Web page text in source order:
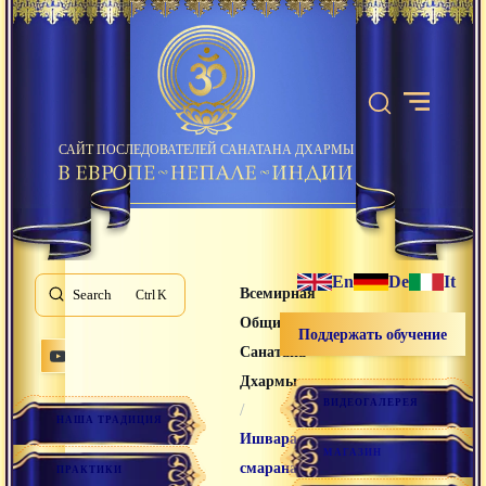
САЙТ ПОСЛЕДОВАТЕЛЕЙ САНАТАНА ДХАРМЫ
Search K
НАША ТРАДИЦИЯ
ПРАКТИКИ
Всемирная
Община
Санатана
Дхармы
/
Ишвара-
смарана
En De It
Поддержать обучение
ВИДЕОГАЛЕРЕЯ
МАГАЗИН